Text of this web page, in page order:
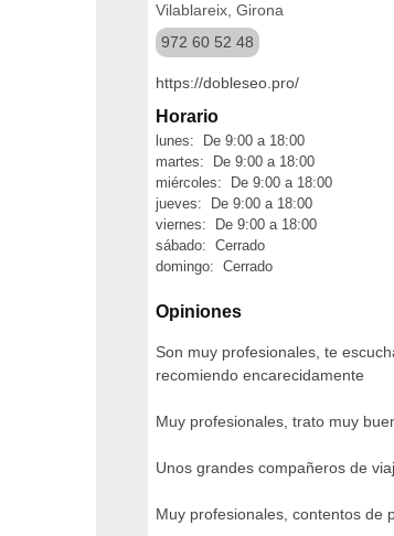
Vilablareix, Girona
972 60 52 48
https://dobleseo.pro/
Horario
lunes: De 9:00 a 18:00
martes: De 9:00 a 18:00
miércoles: De 9:00 a 18:00
jueves: De 9:00 a 18:00
viernes: De 9:00 a 18:00
sábado: Cerrado
domingo: Cerrado
Opiniones
Son muy profesionales, te
recomiendo encarecidamente
Muy profesionales, trato muy
Unos grandes compañeros de
Muy profesionales, contentos de